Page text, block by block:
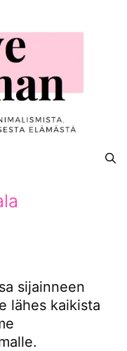
sijainneen
lähes kaikista